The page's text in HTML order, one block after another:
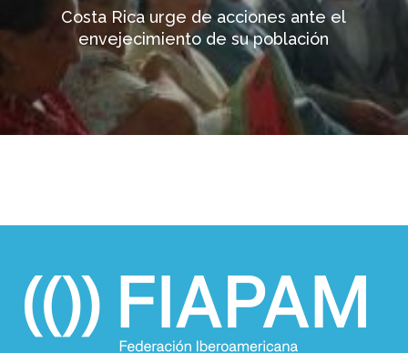
Costa Rica urge de acciones ante el
envejecimiento de su población